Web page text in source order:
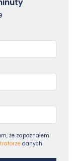
że zapoznałem
danych